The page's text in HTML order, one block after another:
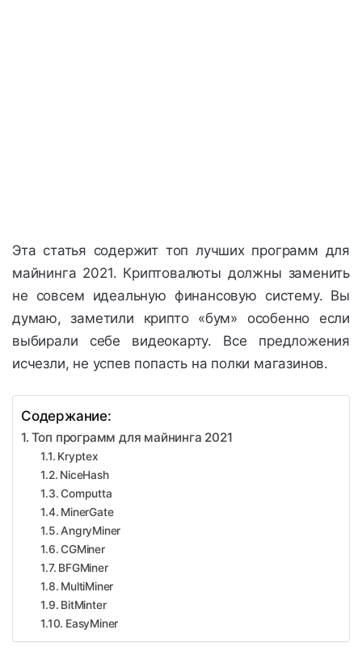
Эта статья содержит топ лучших программ для
майнинга 2021. Криптовалюты должны заменить
не совсем идеальную финансовую систему. Вы
думаю, заметили крипто «бум» особенно если
выбирали себе видеокарту. Все предложения
исчезли, не успев попасть на полки магазинов.
Содержание:
Топ программ для майнинга 2021
Kryptex
NiceHash
Computta
MinerGate
AngryMiner
CGMiner
BFGMiner
MultiMiner
BitMinter
EasyMiner